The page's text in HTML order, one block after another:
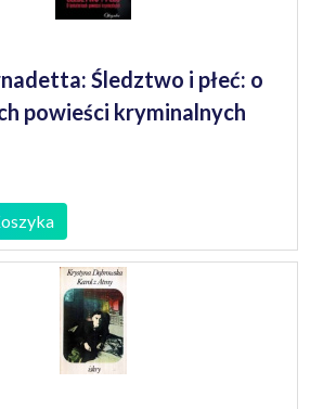
Śledztwo i płeć: o
powieści kryminalnych